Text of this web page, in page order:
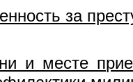
за
и месте